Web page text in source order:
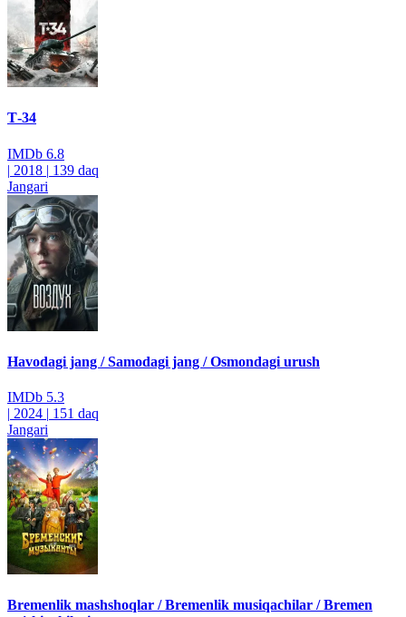
Т-34
IMDb 6.8
| 2018 | 139 daq
Jangari
Havodagi jang / Samodagi jang / Osmondagi urush
IMDb 5.3
| 2024 | 151 daq
Jangari
Bremenlik mashshoqlar / Bremenlik musiqachilar / Bremen